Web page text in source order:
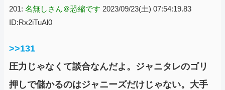
201: 名無しさん＠恐縮です 2023/09/23(土) 07:54:19.83
ID:Rx2iTuAl0
>>131
圧力じゃなくて談合なんだよ。ジャニタレのゴリ
押しで儲かるのはジャニーズだけじゃない。大手